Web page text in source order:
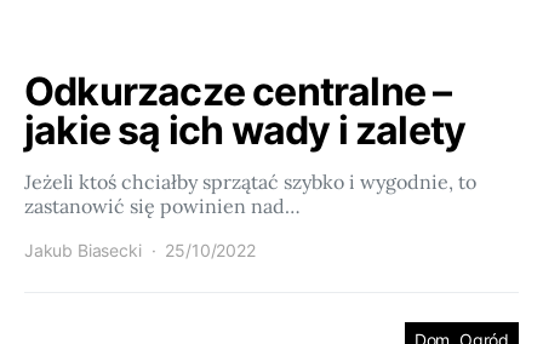
Odkurzacze centralne –
jakie są ich wady i zalety
Jeżeli ktoś chciałby sprzątać szybko i wygodnie, to
zastanowić się powinien nad…
Jakub Biasecki 25/10/2022
Dom, Ogród